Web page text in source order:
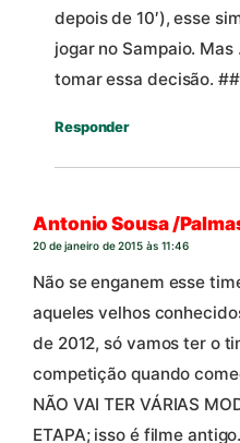
depois de 10′), esse
jogar no Sampaio.
tomar essa decisão.
Responder
Antonio Sousa /
20 de janeiro de 2015 às 11:46
Não se enganem esse
aqueles velhos
de 2012, só vamos ter o
competição quando
NÃO VAI TER VÁRIAS
ETAPA; isso é filme